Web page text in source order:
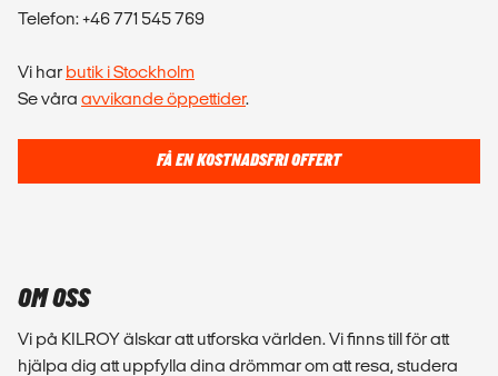
Telefon: +46 771 545 769
Vi har butik i Stockholm
Se våra avvikande öppettider.
FÅ EN KOSTNADSFRI OFFERT
OM OSS
Vi på KILROY älskar att utforska världen. Vi finns till för att
hjälpa dig att uppfylla dina drömmar om att resa, studera